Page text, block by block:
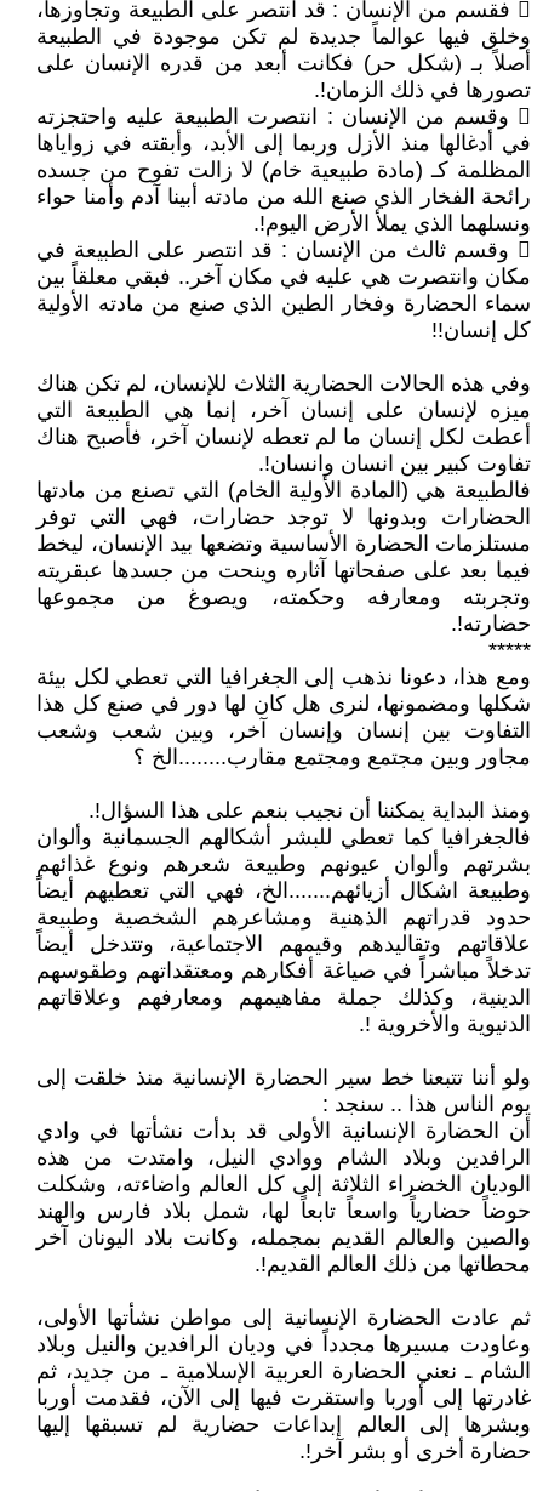
 فقسم من الإنسان : قد انتصر على الطبيعة وتجاوزها،
وخلق فيها عوالماً جديدة لم تكن موجودة في الطبيعة
أصلاً بـ (شكل حر) فكانت أبعد من قدره الإنسان على
تصورها في ذلك الزمان!.
 وقسم من الإنسان : انتصرت الطبيعة عليه واحتجزته
في أدغالها منذ الأزل وربما إلى الأبد، وأبقته في زواياها
المظلمة كـ (مادة طبيعية خام) لا زالت تفوح من جسده
رائحة الفخار الذي صنع الله من مادته أبينا آدم وأمنا حواء
ونسلهما الذي يملأ الأرض اليوم!.
 وقسم ثالث من الإنسان : قد انتصر على الطبيعة في
مكان وانتصرت هي عليه في مكان آخر.. فبقي معلقاً بين
سماء الحضارة وفخار الطين الذي صنع من مادته الأولية
كل إنسان!!
وفي هذه الحالات الحضارية الثلاث للإنسان، لم تكن هناك
ميزه لإنسان على إنسان آخر، إنما هي الطبيعة التي
أعطت لكل إنسان ما لم تعطه لإنسان آخر، فأصبح هناك
تفاوت كبير بين انسان وانسان!.
فالطبيعة هي (المادة الأولية الخام) التي تصنع من مادتها
الحضارات وبدونها لا توجد حضارات، فهي التي توفر
مستلزمات الحضارة الأساسية وتضعها بيد الإنسان، ليخط
فيما بعد على صفحاتها آثاره وينحت من جسدها عبقريته
وتجربته ومعارفه وحكمته، ويصوغ من مجموعها
حضارته!.
*****
ومع هذا، دعونا نذهب إلى الجغرافيا التي تعطي لكل بيئة
شكلها ومضمونها، لنرى هل كان لها دور في صنع كل هذا
التفاوت بين إنسان وإنسان آخر، وبين شعب وشعب
مجاور وبين مجتمع ومجتمع مقارب........الخ ؟
ومنذ البداية يمكننا أن نجيب بنعم على هذا السؤال!.
فالجغرافيا كما تعطي للبشر أشكالهم الجسمانية وألوان
بشرتهم وألوان عيونهم وطبيعة شعرهم ونوع غذائهم
وطبيعة اشكال أزيائهم.......الخ، فهي التي تعطيهم أيضاً
حدود قدراتهم الذهنية ومشاعرهم الشخصية وطبيعة
علاقاتهم وتقاليدهم وقيمهم الاجتماعية، وتتدخل أيضاً
تدخلاً مباشراً في صياغة أفكارهم ومعتقداتهم وطقوسهم
الدينية، وكذلك جملة مفاهيمهم ومعارفهم وعلاقاتهم
الدنيوية والأخروية !.
ولو أننا تتبعنا خط سير الحضارة الإنسانية منذ خلقت إلى
يوم الناس هذا .. سنجد :
أن الحضارة الإنسانية الأولى قد بدأت نشأتها في وادي
الرافدين وبلاد الشام ووادي النيل، وامتدت من هذه
الوديان الخضراء الثلاثة إلى كل العالم واضاءته، وشكلت
حوضاً حضارياً واسعاً تابعاً لها، شمل بلاد فارس والهند
والصين والعالم القديم بمجمله، وكانت بلاد اليونان آخر
محطاتها من ذلك العالم القديم!.
ثم عادت الحضارة الإنسانية إلى مواطن نشأتها الأولى،
وعاودت مسيرها مجدداً في وديان الرافدين والنيل وبلاد
الشام ـ نعني الحضارة العربية الإسلامية ـ من جديد، ثم
غادرتها إلى أوربا واستقرت فيها إلى الآن، فقدمت أوربا
وبشرها إلى العالم إبداعات حضارية لم تسبقها إليها
حضارة أخرى أو بشر آخر!.